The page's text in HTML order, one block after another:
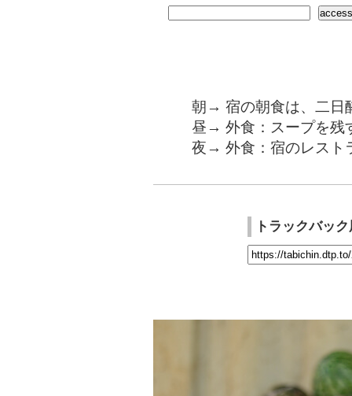
朝→ 宿の朝食は、二日
昼→ 外食：スープを残
夜→ 外食：宿のレスト
トラックバッ